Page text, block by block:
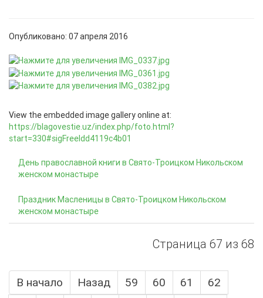
Опубликовано: 07 апреля 2016
View the embedded image gallery online at:
https://blagovestie.uz/index.php/foto.html?
start=330#sigFreeIdd4119c4b01
День православной книги в Свято-Троицком Никольском
женском монастыре
Праздник Масленицы в Свято-Троицком Никольском
женском монастыре
Страница 67 из 68
В начало Назад 59 60 61
62